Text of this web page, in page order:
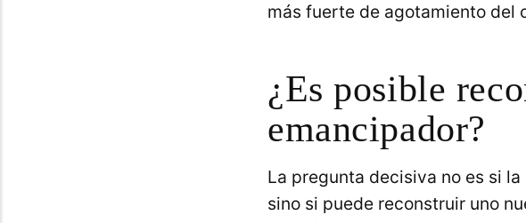
más fuerte de agotamiento del
¿Es posible
emancipador?
La pregunta decisiva no es si
sino si puede reconstruir uno